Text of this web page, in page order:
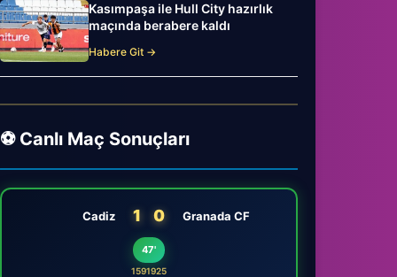
Kasımpaşa ile Hull City hazırlık
maçında berabere kaldı
Habere Git →
⚽ Canlı Maç Sonuçları
Cadiz 1 0 Granada CF
47'
1591925